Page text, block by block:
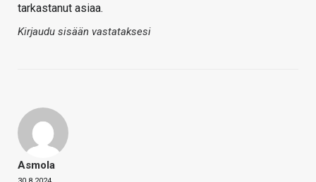
tarkastanut asiaa.
Kirjaudu sisään vastataksesi
Asmola